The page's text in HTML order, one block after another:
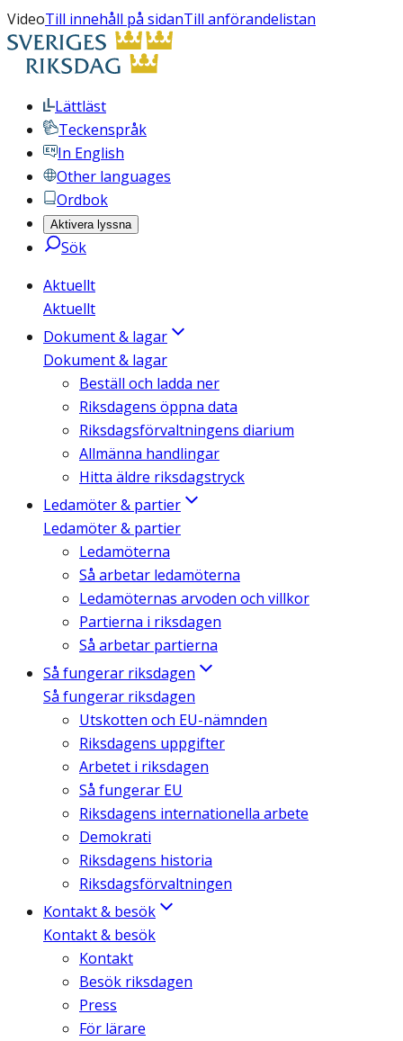
VideoTill innehåll på sidanTill anförandelistan
Lättläst
Teckenspråk
In English
Other languages
Ordbok
Aktivera lyssna
Sök
Aktuellt
Aktuellt
Dokument & lagar
Dokument & lagar
Beställ och ladda ner
Riksdagens öppna data
Riksdagsförvaltningens diarium
Allmänna handlingar
Hitta äldre riksdagstryck
Ledamöter & partier
Ledamöter & partier
Ledamöterna
Så arbetar ledamöterna
Ledamöternas arvoden och villkor
Partierna i riksdagen
Så arbetar partierna
Så fungerar riksdagen
Så fungerar riksdagen
Utskotten och EU-nämnden
Riksdagens uppgifter
Arbetet i riksdagen
Så fungerar EU
Riksdagens internationella arbete
Demokrati
Riksdagens historia
Riksdagsförvaltningen
Kontakt & besök
Kontakt & besök
Kontakt
Besök riksdagen
Press
För lärare